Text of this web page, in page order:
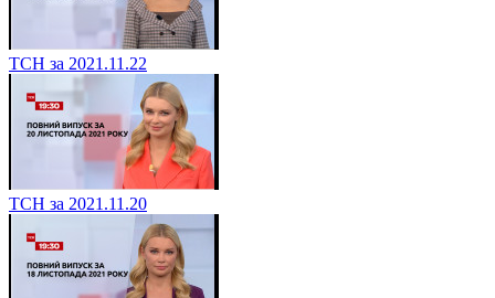
ТСН за 2021.11.22
ТСН за 2021.11.20